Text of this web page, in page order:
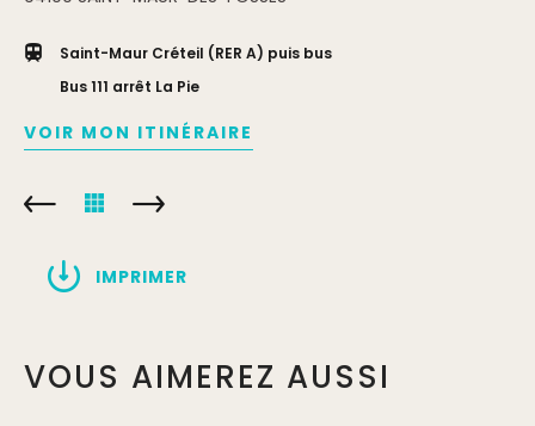
Saint-Maur Créteil (RER A) puis bus
Bus 111 arrêt La Pie
VOIR MON ITINÉRAIRE
IMPRIMER
VOUS AIMEREZ AUSSI